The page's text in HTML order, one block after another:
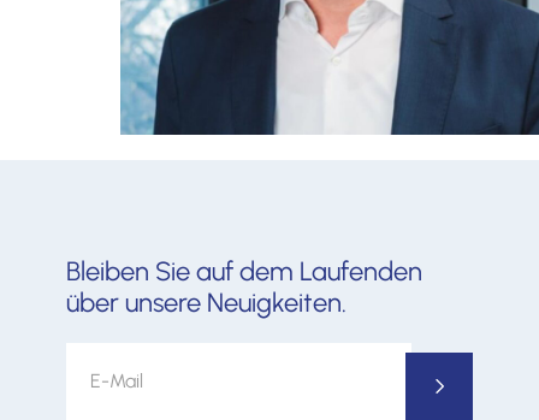
unverbindlich!
Bleiben Sie auf dem Laufenden
über unsere Neuigkeiten.